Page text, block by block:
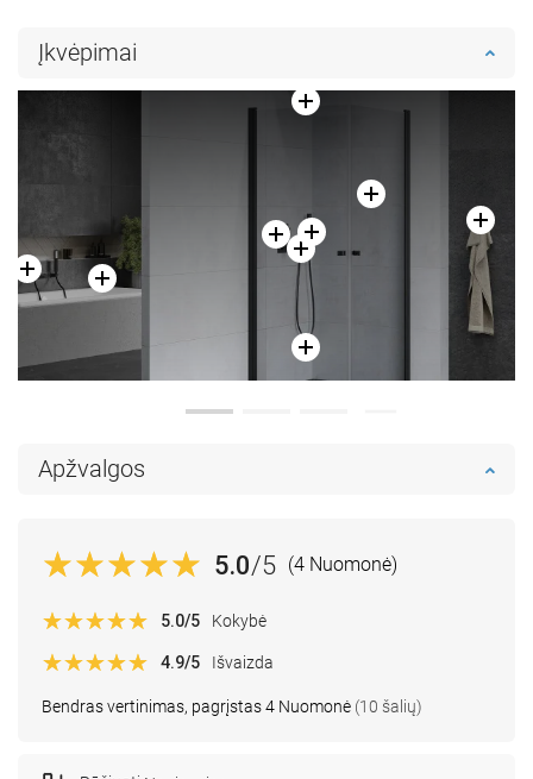
Įkvėpimai
Apžvalgos
5.0/5 (4 Nuomonė)
Bendras vertinimas, pagrįstas 4 Nuomonė (10 šalių)
5.0/5 Kokybė
4.9/5 Išvaizda